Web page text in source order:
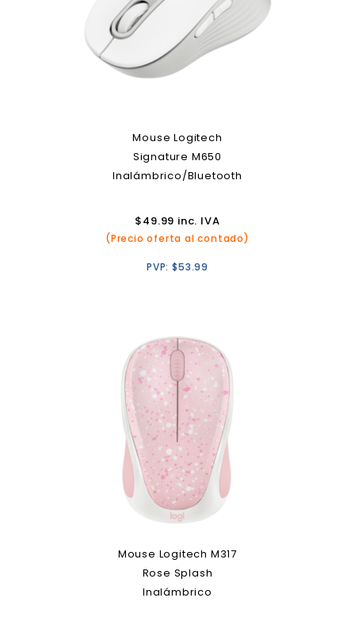
Mouse Logitech
Signature M650
Inalámbrico/Bluetooth
$49.99 inc. IVA
(Precio oferta al contado)
PVP:$53.99
Mouse Logitech M317
Rose Splash
Inalámbrico